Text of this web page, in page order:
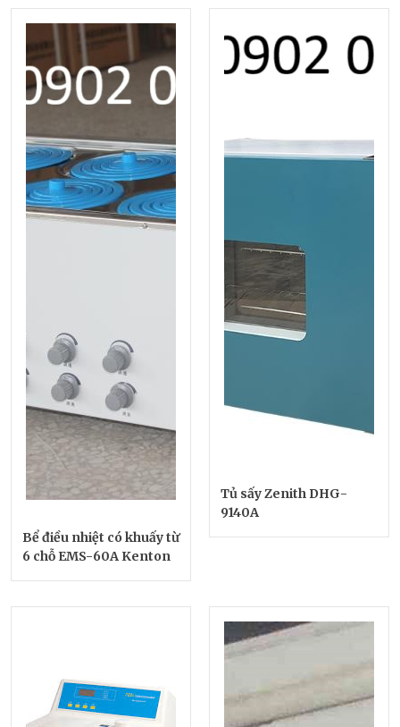
Bể điều nhiệt có khuấy từ
6 chỗ EMS-60A Kenton
Tủ sấy Zenith DHG-
9140A